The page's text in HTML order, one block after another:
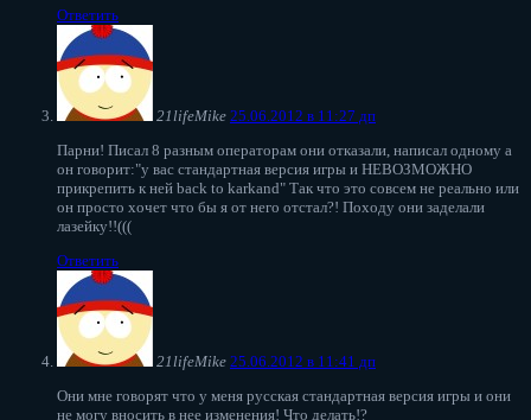
Ответить
21lifeMike 25.06.2012 в 11:27 дп
Парни! Писал 8 разным операторам они отказали, написал одному а
он говорит:"у вас стандартная версия игры и НЕВОЗМОЖНО
прикрепить к ней back to karkand" Так что это совсем не реально или
он просто хочет что бы я от него отстал?! Походу они заделали
лазейку!!(((
Ответить
21lifeMike 25.06.2012 в 11:41 дп
Они мне говорят что у меня русская стандартная версия игры и они
не могу вносить в нее изменения! Что делать!?